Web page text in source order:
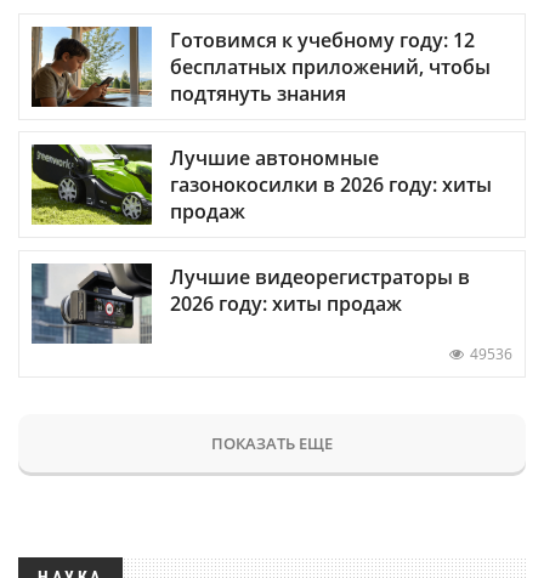
Готовимся к учебному году: 12
бесплатных приложений, чтобы
подтянуть знания
Лучшие автономные
газонокосилки в 2026 году: хиты
продаж
Лучшие видеорегистраторы в
2026 году: хиты продаж
49536
ПОКАЗАТЬ ЕЩЕ